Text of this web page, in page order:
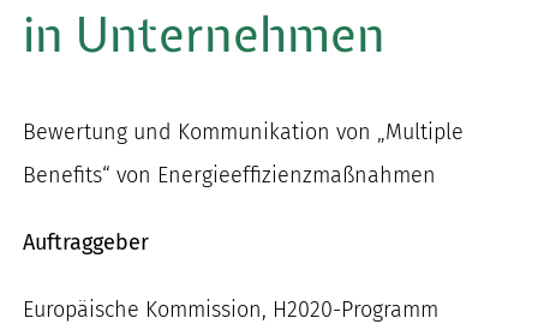
PUBLIKATIONEN
in Unternehmen
Bewertung und Kommunikation von „Multiple
Benefits“ von Energieeffizienzmaßnahmen
Auftraggeber
Europäische Kommission, H2020-Programm